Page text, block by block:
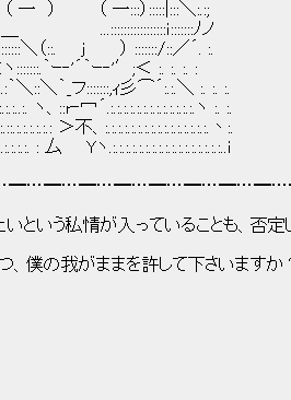
（ 一:::）:::::|:::＼:.:;
ｉ:::::::ﾉノ
＼（::. j ） :::::::/::／´. :.
ｰ‐'´｀ｰ‐'′;＜ :. :. :. :
｀_フ:::::::,ｨ彡⌒´:.:.＼ :. :. :.
::r‐冖´.:.:.:.:.:.:.:.:.:.:.:.:.:.ヽ :. :.
＞不、:.:.:.:.:.:.:.:.:.:.:.:.:.:.:.:.丶:.
: 厶 Yヽ.:.:.:.:.:.:.:.:.:.:.:.:.:.:.:.:.:..i
という私情が入っていることも、否定
僕の我がままを許して下さいますか